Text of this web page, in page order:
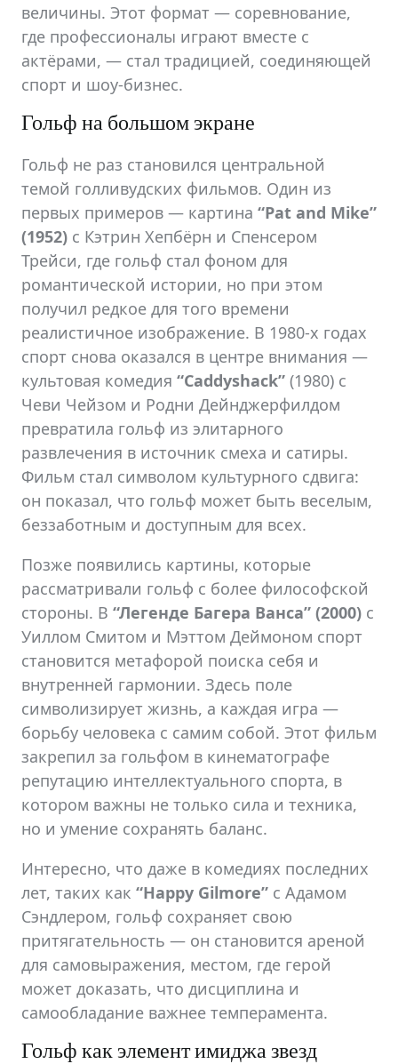
величины. Этот формат — соревнование,
где профессионалы играют вместе с
актёрами, — стал традицией, соединяющей
спорт и шоу-бизнес.
Гольф на большом экране
Гольф не раз становился центральной
темой голливудских фильмов. Один из
первых примеров — картина “Pat and Mike”
(1952) с Кэтрин Хепбёрн и Спенсером
Трейси, где гольф стал фоном для
романтической истории, но при этом
получил редкое для того времени
реалистичное изображение. В 1980-х годах
спорт снова оказался в центре внимания —
культовая комедия “Caddyshack” (1980) с
Чеви Чейзом и Родни Дейнджерфилдом
превратила гольф из элитарного
развлечения в источник смеха и сатиры.
Фильм стал символом культурного сдвига:
он показал, что гольф может быть веселым,
беззаботным и доступным для всех.
Позже появились картины, которые
рассматривали гольф с более философской
стороны. В “Легенде Багера Ванса” (2000) с
Уиллом Смитом и Мэттом Деймоном спорт
становится метафорой поиска себя и
внутренней гармонии. Здесь поле
символизирует жизнь, а каждая игра —
борьбу человека с самим собой. Этот фильм
закрепил за гольфом в кинематографе
репутацию интеллектуального спорта, в
котором важны не только сила и техника,
но и умение сохранять баланс.
Интересно, что даже в комедиях последних
лет, таких как “Happy Gilmore” с Адамом
Сэндлером, гольф сохраняет свою
притягательность — он становится ареной
для самовыражения, местом, где герой
может доказать, что дисциплина и
самообладание важнее темперамента.
Гольф как элемент имиджа звезд